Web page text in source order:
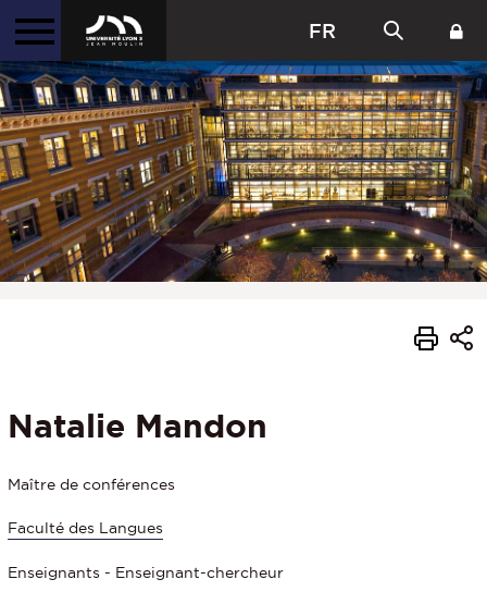
FR
Natalie Mandon
Maître de conférences
Faculté des Langues
Enseignants - Enseignant-chercheur